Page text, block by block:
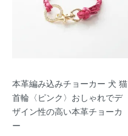
本革編み込みチョーカー 犬 猫
首輪〈ピンク〉おしゃれでデ
ザイン性の高い本革チョーカ
ー